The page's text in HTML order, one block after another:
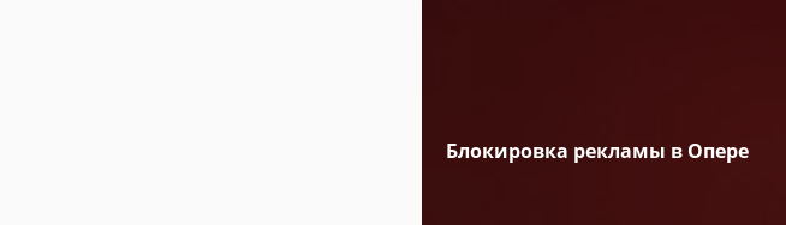
Блокировка рекламы в Опере